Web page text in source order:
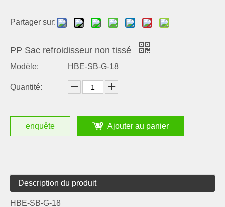
Partager sur:
PP Sac refroidisseur non tissé
Modèle: HBE-SB-G-18
Quantité:
enquête Ajouter au panier
Description du produit
HBE-SB-G-18